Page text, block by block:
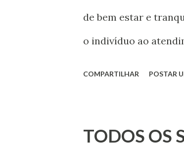
de bem estar e
o indivíduo ao
situações que se
COMPARTILHAR POSTAR
TODOS OS